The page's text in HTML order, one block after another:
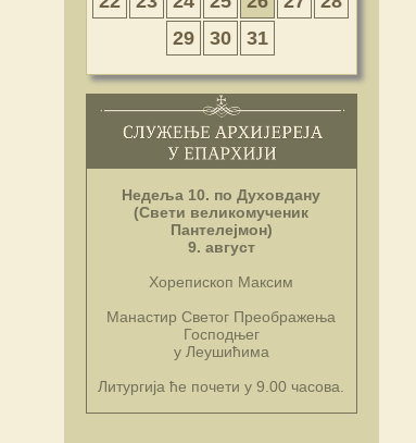
29
30 31
Недеља 10. по Духовдану
(Свети великомученик
Пантелејмон)
9. август
Хорепископ Максим
Манастир Светог Преображења
Господњег
у Леушићима
Литургија ће почети у 9.00 часова.